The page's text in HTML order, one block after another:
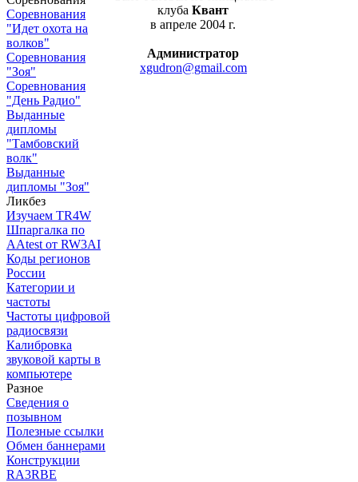
Соревнования
"Идет охота на
волков"
Соревнования
"Зоя"
Соревнования
"День Радио"
Выданные
дипломы
"Тамбовский
волк"
Выданные
дипломы "Зоя"
Ликбез
Изучаем TR4W
Шпаргалка по
AAtest от RW3AI
Коды регионов
России
Категории и
частоты
Частоты цифровой
радиосвязи
Калибровка
звуковой карты в
компьютере
Разное
Сведения о
позывном
Полезные ссылки
Обмен баннерами
Конструкции
RA3RBE
клубаКвант
в апреле 2004 г.
Администратор
xgudron@gmail.com